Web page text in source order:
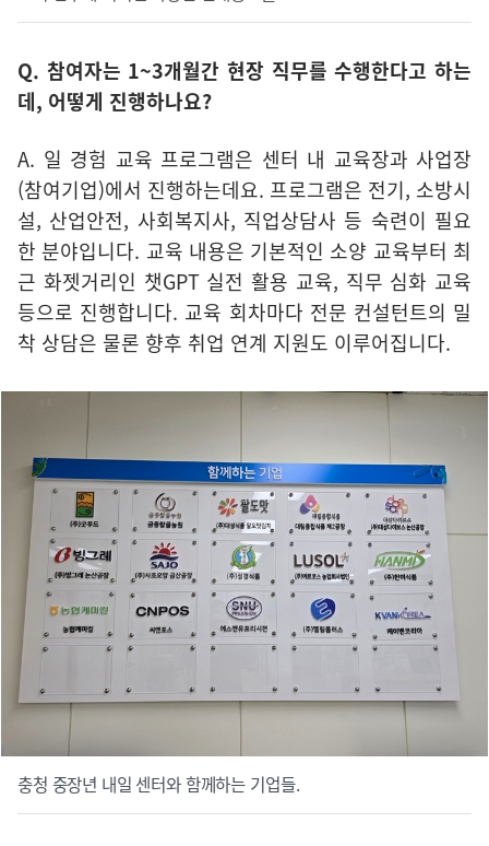
Q. 참여자는 1~3개월간 현장 직무를 수행한다고 하는
데, 어떻게 진행하나요?
A. 일 경험 교육 프로그램은 센터 내 교육장과 사업장
(참여기업)에서 진행하는데요. 프로그램은 전기, 소방시
설, 산업안전, 사회복지사, 직업상담사 등 숙련이 필요
한 분야입니다. 교육 내용은 기본적인 소양 교육부터 최
근 화젯거리인 챗GPT 실전 활용 교육, 직무 심화 교육
등으로 진행합니다. 교육 회차마다 전문 컨설턴트의 밀
착 상담은 물론 향후 취업 연계 지원도 이루어집니다.
충청 중장년 내일 센터와 함께하는 기업들.